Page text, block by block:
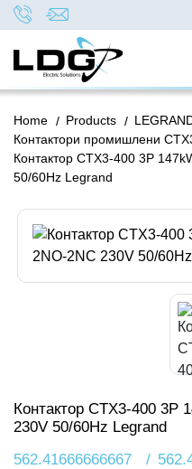
/
Home /
Products
Контактори промишлени
Контактор CTX3-400 3P
50/60Hz Legrand
Контактор CTX3-400 3P
230V 50/60Hz Legrand
/
562.41666666667